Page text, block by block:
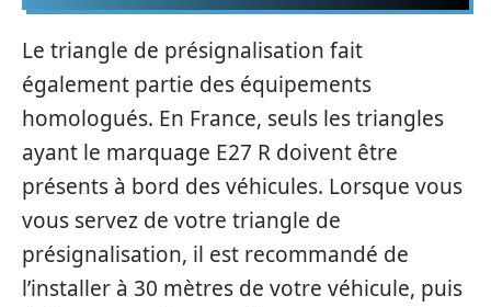
Le triangle de présignalisation fait
également partie des équipements
homologués. En France, seuls les triangles
ayant le marquage E27 R doivent être
présents à bord des véhicules. Lorsque vous
vous servez de votre triangle de
présignalisation, il est recommandé de
l’installer à 30 mètres de votre véhicule, puis